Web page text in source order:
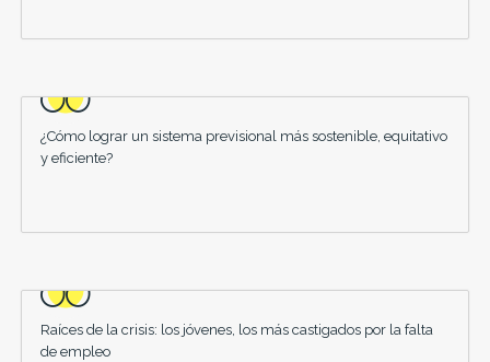
¿Cómo lograr un sistema previsional más sostenible, equitativo
y eficiente?
Raíces de la crisis: los jóvenes, los más castigados por la falta
de empleo